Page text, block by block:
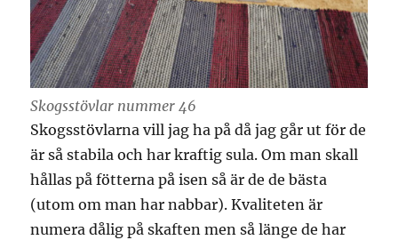
Skogsstövlar nummer 46
Skogsstövlarna vill jag ha på då jag går ut för de
är så stabila och har kraftig sula. Om man skall
hållas på fötterna på isen så är de de bästa
(utom om man har nabbar). Kvaliteten är
numera dålig på skaften men så länge de har